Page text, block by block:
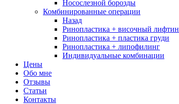
Носослезной борозды
Комбинированные операции
Назад
Ринопластика + височный
Ринопластика + пластика груди
Ринопластика + липофилинг
Индивидуальные комбинации
Цены
Обо мне
Отзывы
Статьи
Контакты